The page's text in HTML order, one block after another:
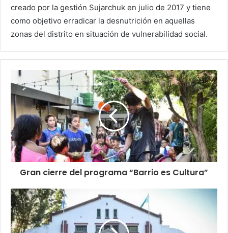
creado por la gestión Sujarchuk en julio de 2017 y tiene
como objetivo erradicar la desnutrición en aquellas
zonas del distrito en situación de vulnerabilidad social.
Gran cierre del programa “Barrio es Cultura”